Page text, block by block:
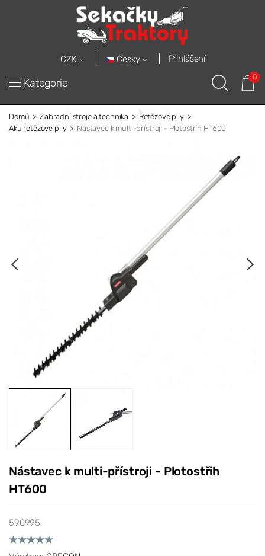
CZK Česky Přihlášení
Kategorie 0
Domů Zahradní stroje a technika
Řetězové pily
Aku řetězové pily
Nástavec k multi-přístroji - Plotostřih HT600
Nástavec k multi-přístroji - Plotostřih
HT600
590995